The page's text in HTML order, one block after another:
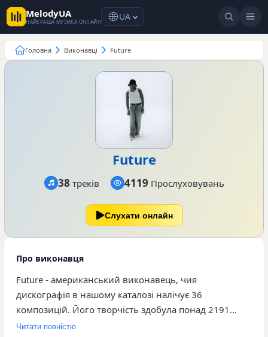
MelodyUA
НАЙКРАЩА МУЗИКА ОНЛАЙН UA
Головна Виконавці Future
Future
38 треків 4119 Прослуховувань
Слухати онлайн
Про виконавця
Future - американський виконавець, чия
дискографія в нашому каталозі налічує 36
композицій. Його творчість здобула понад 2191
прослуховування серед користувачів платформи.
Читати повністю